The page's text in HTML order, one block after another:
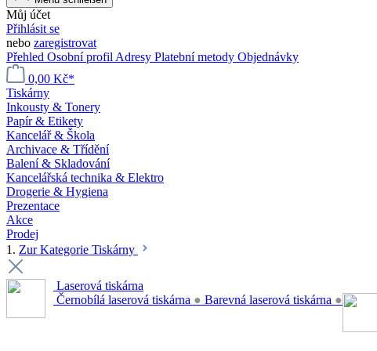
Můj účet
Přihlásit se
nebo zaregistrovat
Přehled Osobní profil Adresy Platební metody Objednávky
0,00 Kč*
Tiskárny
Inkousty & Tonery
Papír & Etikety
Kancelář & Škola
Archivace & Třídění
Balení & Skladování
Kancelářská technika & Elektro
Drogerie & Hygiena
Prezentace
Akce
Prodej
1. Zur Kategorie Tiskárny
Laserová tiskárna
Černobílá laserová tiskárna ● Barevná laserová tiskárna ●